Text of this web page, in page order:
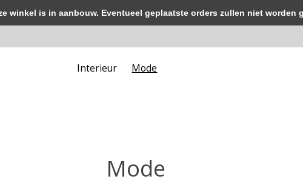
Interieur Mode
Mode
winkel is in aanbouw. Eventueel geplaatste orders zullen niet worden